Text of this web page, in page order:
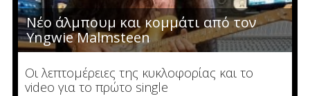
Νέο άλμπουμ και κομμάτι από τον
Yngwie Malmsteen
Οι λεπτομέρειες της κυκλοφορίας και το
video για το πρώτο single